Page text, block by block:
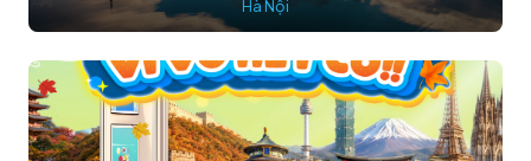
Hà Nội